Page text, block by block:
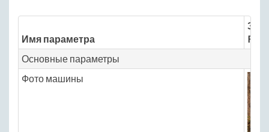
Имя параметра
Основные параметры
Фото машины